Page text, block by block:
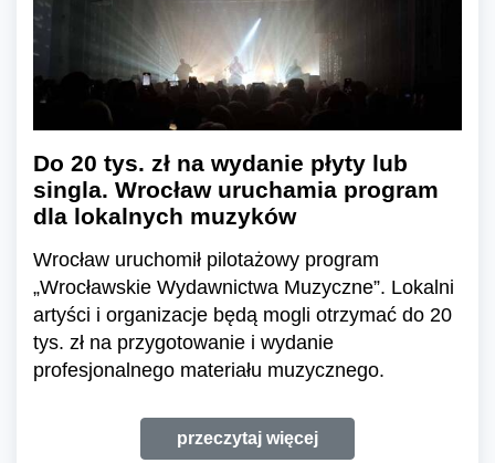
Do 20 tys. zł na wydanie płyty lub
singla. Wrocław uruchamia program
dla lokalnych muzyków
Wrocław uruchomił pilotażowy program
„Wrocławskie Wydawnictwa Muzyczne”. Lokalni
artyści i organizacje będą mogli otrzymać do 20
tys. zł na przygotowanie i wydanie
profesjonalnego materiału muzycznego.
przeczytaj więcej